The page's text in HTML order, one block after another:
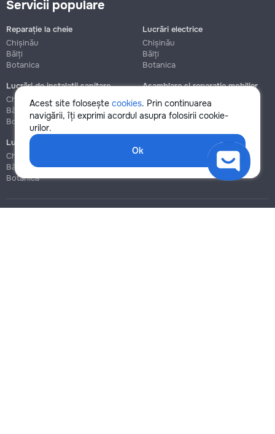
Acest site folosește cookies. Prin continuarea
navigării, îți exprimi acordul asupra folosirii cookie-
urilor.
Ok
Servicii populare
Reparație la cheie
Chișinău
Bălți
Botanica
Lucrări electrice
Chișinău
Bălți
Botanica
Lucrări de instalații sanitare
Chișinău
Bălți
Botanica
Asamblare și reparație mobilier
Chișinău
Botanica
Lucrări de construcție și instalare
Chișinău
Bălți
Botanica